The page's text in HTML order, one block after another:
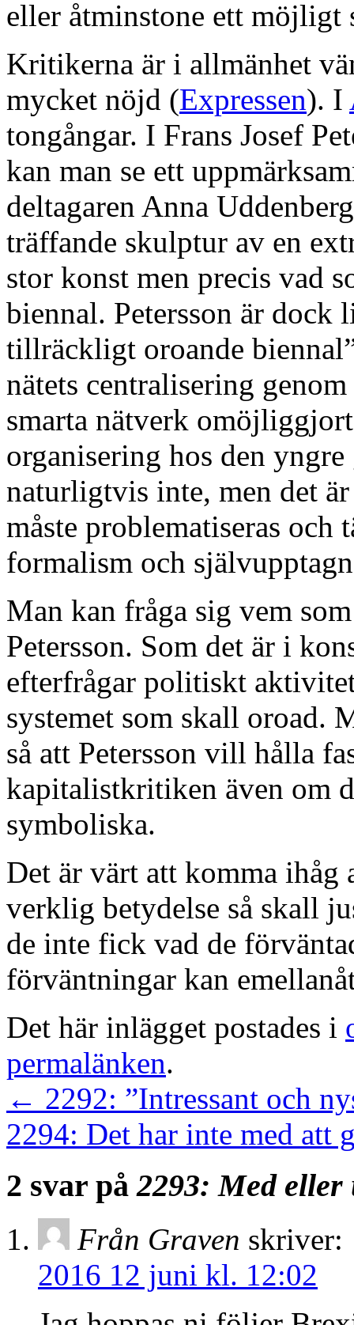
eller åtminstone ett möjligt
Kritikerna är i allmänhet
mycket nöjd (Expressen). I
tongångar. I Frans Josef
kan man se ett
deltagaren Anna
träffande skulptur av en
stor konst men precis vad
biennal. Petersson är
tillräckligt oroande
nätets centralisering
smarta nätverk
organisering hos den yngre
naturligtvis inte, men det
måste problematiseras och
formalism och
Man kan fråga sig vem
Petersson. Som det är i
efterfrågar politiskt
systemet som skall oroad.
så att Petersson vill hålla
kapitalistkritiken även om
symboliska.
Det är värt att komma ihåg
verklig betydelse så skall
de inte fick vad de
förväntningar kan
Det här inlägget postades i
permalänken.
← 2292: ”Intressant och
2294: Det har inte med att
2 svar på2293: Med
Från Graven skriver:
2016 12 juni kl. 12:02